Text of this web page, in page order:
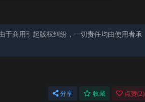
于商用引起版权纠纷，一切责任均由使用者承
分享 收藏 点赞(2)